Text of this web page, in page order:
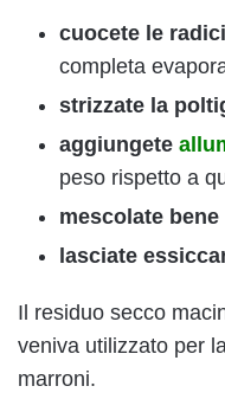
cuocete le radici
completa
strizzate la
aggiungete
peso rispetto a
mescolate bene
lasciate
Il residuo secco
veniva utilizzato per
marroni.